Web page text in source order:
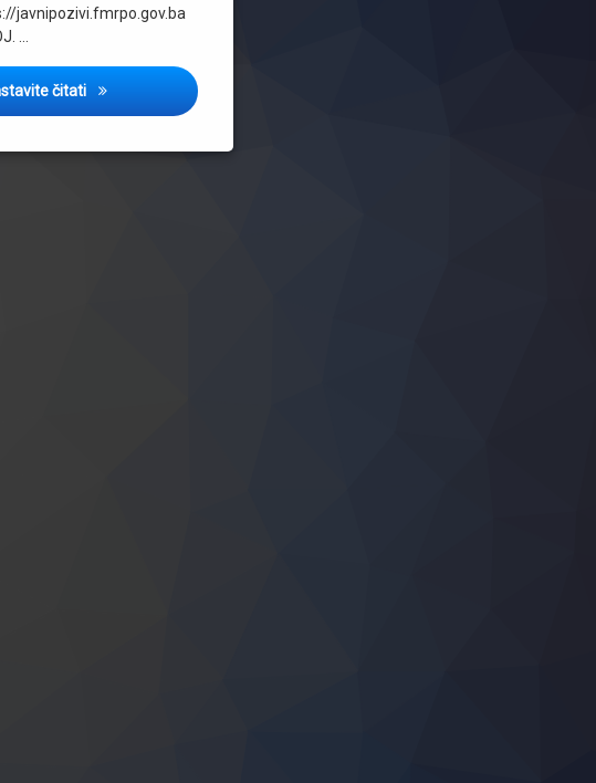
javnipozivi.fmrpo.gov.ba
…
čitati Javni poziv Ministarstva razvoja, poduzetništva i obrta Federacije BiH